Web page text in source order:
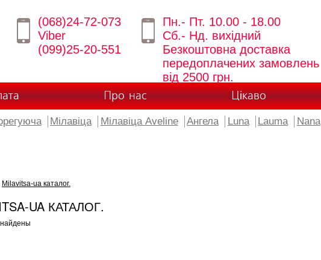
(068)24-72-073
Viber
(099)25-20-551
Пн.- Пт. 10.00 - 18.00
Сб.- Нд. вихідний
Безкоштовна доставка
передоплачених замовлень
від 2500 грн.
Про нас Цікаво
Мілавіца Мілавіца Aveline Ангела Luna Lauma Nana
Milavitsa-ua каталог.
UA КАТАЛОГ.